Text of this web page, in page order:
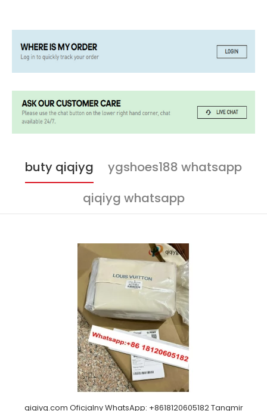
buty qiqiyg
ygshoes188 whatsapp
qiqiyg whatsapp
qiqiyg.com Oficjalny WhatsApp: +8618120605182 Tangmir